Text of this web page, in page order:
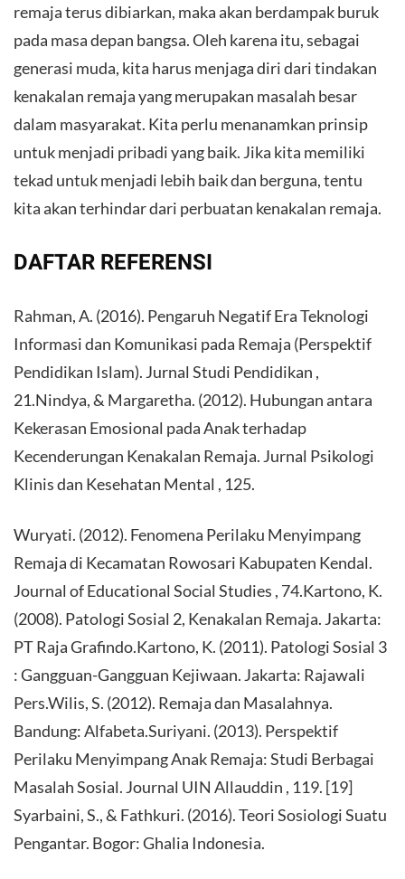
remaja terus dibiarkan, maka akan berdampak buruk
pada masa depan bangsa. Oleh karena itu, sebagai
generasi muda, kita harus menjaga diri dari tindakan
kenakalan remaja yang merupakan masalah besar
dalam masyarakat. Kita perlu menanamkan prinsip
untuk menjadi pribadi yang baik. Jika kita memiliki
tekad untuk menjadi lebih baik dan berguna, tentu
kita akan terhindar dari perbuatan kenakalan remaja.
DAFTAR REFERENSI
Rahman, A. (2016). Pengaruh Negatif Era Teknologi
Informasi dan Komunikasi pada Remaja (Perspektif
Pendidikan Islam). Jurnal Studi Pendidikan ,
21.Nindya, & Margaretha. (2012). Hubungan antara
Kekerasan Emosional pada Anak terhadap
Kecenderungan Kenakalan Remaja. Jurnal Psikologi
Klinis dan Kesehatan Mental , 125.
Wuryati. (2012). Fenomena Perilaku Menyimpang
Remaja di Kecamatan Rowosari Kabupaten Kendal.
Journal of Educational Social Studies , 74.Kartono, K.
(2008). Patologi Sosial 2, Kenakalan Remaja. Jakarta:
PT Raja Grafindo.Kartono, K. (2011). Patologi Sosial 3
: Gangguan-Gangguan Kejiwaan. Jakarta: Rajawali
Pers.Wilis, S. (2012). Remaja dan Masalahnya.
Bandung: Alfabeta.Suriyani. (2013). Perspektif
Perilaku Menyimpang Anak Remaja: Studi Berbagai
Masalah Sosial. Journal UIN Allauddin , 119. [19]
Syarbaini, S., & Fathkuri. (2016). Teori Sosiologi Suatu
Pengantar. Bogor: Ghalia Indonesia.